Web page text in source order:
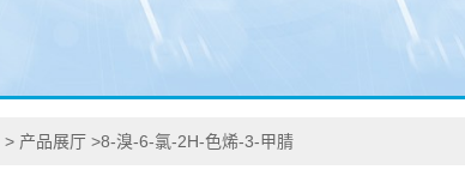
> 产品展厅 >8-溴-6-氯-2H-色烯-3-甲腈